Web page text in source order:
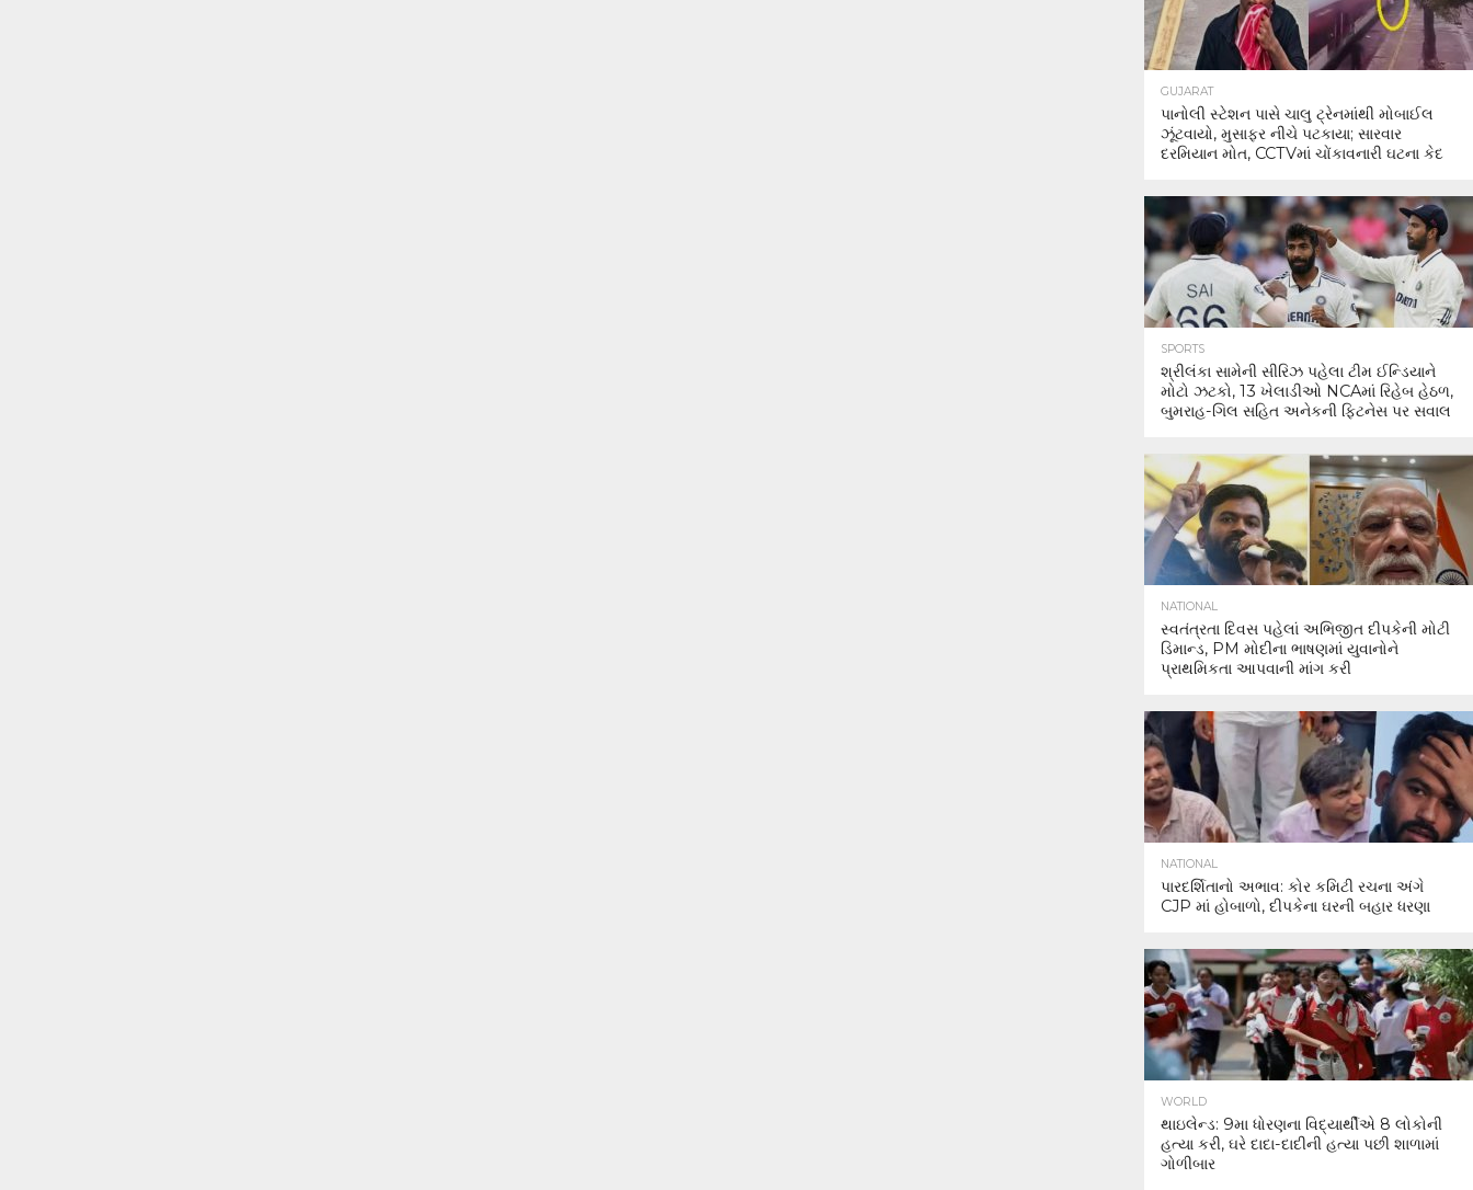
GUJARAT
પાનોલી સ્ટેશન પાસે ચાલુ ટ્રેનમાંથી મોબાઈલ
ઝૂંટવાયો, મુસાફર નીચે પટકાયા; સારવાર
દરમિયાન મોત, CCTVમાં ચોંકાવનારી ઘટના કેદ
SPORTS
શ્રીલંકા સામેની સીરિઝ પહેલા ટીમ ઈન્ડિયાને
મોટો ઝટકો, 13 ખેલાડીઓ NCAમાં રિહેબ હેઠળ,
બુમરાહ-ગિલ સહિત અનેકની ફિટનેસ પર સવાલ
NATIONAL
સ્વતંત્રતા દિવસ પહેલાં અભિજીત દીપકેની મોટી
ડિમાન્ડ, PM મોદીના ભાષણમાં યુવાનોને
પ્રાથમિકતા આપવાની માંગ કરી
NATIONAL
પારદર્શિતાનો અભાવ: કોર કમિટી રચના અંગે
CJP માં હોબાળો, દીપકેના ઘરની બહાર ધરણા
WORLD
થાઇલેન્ડ: 9મા ધોરણના વિદ્યાર્થીએ 8 લોકોની
હત્યા કરી, ઘરે દાદા-દાદીની હત્યા પછી શાળામાં
ગોળીબાર